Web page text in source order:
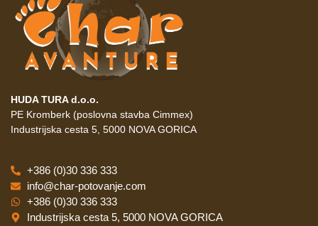
HUDA TURA d.o.o.
PE Kromberk (poslovna stavba Cimmex)
Industrijska cesta 5, 5000 NOVA GORICA
+386 (0)30 336 333
info@char-potovanje.com
+386 (0)30 336 333
Industrijska cesta 5, 5000 NOVA GORICA